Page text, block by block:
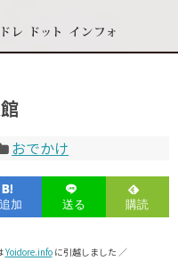
おでかけ
Yoidore.infoに引越しました ／